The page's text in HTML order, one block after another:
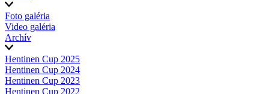
Foto galéria
Video galéria
Archív
Hentinen Cup 2025
Hentinen Cup 2024
Hentinen Cup 2023
Hentinen Cup 2022